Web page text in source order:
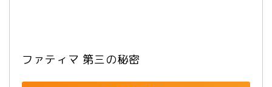
ファティマ 第三の秘密